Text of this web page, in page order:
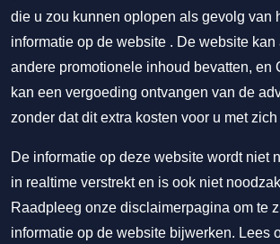
die u zou kunnen oplopen als gevolg van
informatie op de website . De website kan
andere promotionele inhoud bevatten, en
kan een vergoeding ontvangen van de
zonder dat dit extra kosten voor u met
De informatie op deze website wordt niet
in realtime verstrekt en is ook niet
Raadpleeg onze disclaimerpagina om te
informatie op de website bijwerken. Lees